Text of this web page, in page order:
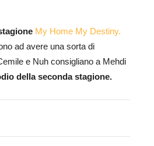
My Home My Destiny.
ad avere una sorta di
e Nuh consigliano a Mehdi
della seconda stagione.